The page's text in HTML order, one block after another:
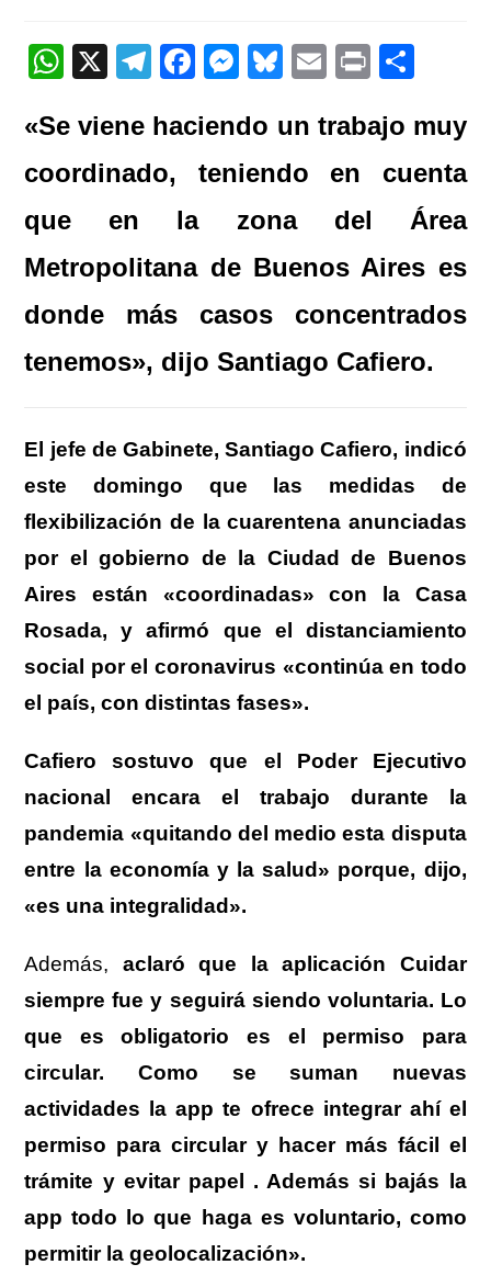
entrada:W
at
s
p
p
X
T
e
gr
m
F
c
e
o
o
k
M
ss
e
g
er
Bl
e
sk
E
ail
Pr
t
m
p
ar
tir
«Se viene haciendo un trabajo muy
coordinado, teniendo en cuenta
que en la zona del Área
Metropolitana de Buenos Aires es
donde más casos concentrados
tenemos», dijo Santiago Cafiero.
El jefe de Gabinete, Santiago Cafiero, indicó
este domingo que las medidas de
flexibilización de la cuarentena anunciadas
por el gobierno de la Ciudad de Buenos
Aires están «coordinadas» con la Casa
Rosada, y afirmó que el distanciamiento
social por el coronavirus «continúa en todo
el país, con distintas fases».
Cafiero sostuvo que el Poder Ejecutivo
nacional encara el trabajo durante la
pandemia «quitando del medio esta disputa
entre la economía y la salud» porque, dijo,
«es una integralidad».
Además, aclaró que la aplicación Cuidar
siempre fue y seguirá siendo voluntaria. Lo
que es obligatorio es el permiso para
circular. Como se suman nuevas
actividades la app te ofrece integrar ahí el
permiso para circular y hacer más fácil el
trámite y evitar papel . Además si bajás la
app todo lo que haga es voluntario, como
permitir la geolocalización».